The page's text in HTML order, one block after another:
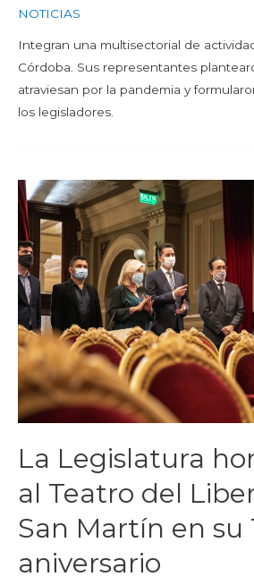
NOTICIAS
Integran una multisectorial de
Córdoba. Sus representantes
atraviesan por la pandemia y
los legisladores.
La Legislatura
al Teatro del
San Martín en su
aniversario